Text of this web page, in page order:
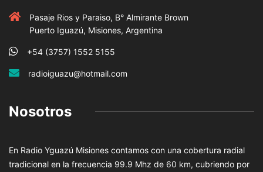
Pasaje Rios y Paraiso, B° Almirante Brown
Puerto Iguazú, Misiones, Argentina
+54 (3757) 1552 5155
radioiguazu@hotmail.com
Nosotros
En Radio Yguazú Misiones contamos con una cobertura radial
tradicional en la frecuencia 99.9 Mhz de 60 km, cubriendo por